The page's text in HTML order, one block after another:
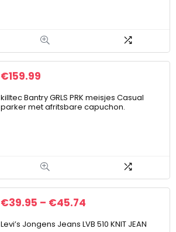
€159.99
killtec Bantry GRLS PRK meisjes Casual
parker met afritsbare capuchon.
€39.95 – €45.74
Levi’s Jongens Jeans LVB 510 KNIT JEAN